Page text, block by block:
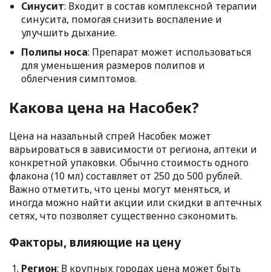
Синусит: Входит в состав комплексной терапии
синусита, помогая снизить воспаление и
улучшить дыхание.
Полипы носа: Препарат может использоваться
для уменьшения размеров полипов и
облегчения симптомов.
Какова цена на Насобек?
Цена на назальный спрей Насобек может
варьироваться в зависимости от региона, аптеки и
конкретной упаковки. Обычно стоимость одного
флакона (10 мл) составляет от 250 до 500 рублей.
Важно отметить, что цены могут меняться, и
иногда можно найти акции или скидки в аптечных
сетях, что позволяет существенно сэкономить.
Факторы, влияющие на цену
Регион: В крупных городах цена может быть